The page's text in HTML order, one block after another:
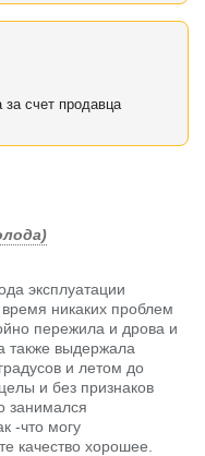
счет продавца
эксплуатации
никаких проблем
пережила и дрова и
также выдержала
и летом до
и без признаков
занимался
-что могу
качество хорошее.